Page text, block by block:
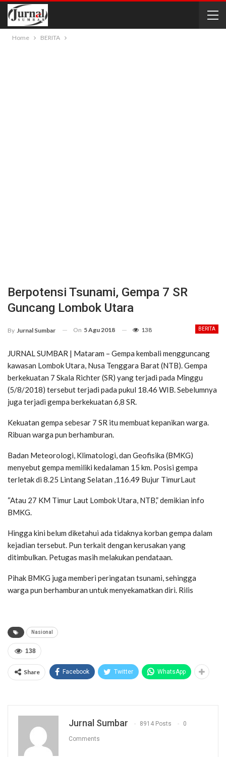
Home BERITA
Berpotensi Tsunami, Gempa 7 SR
Guncang Lombok Utara
BERITA
By Jurnal Sumbar On 5 Agu 2018 138
JURNAL SUMBAR | Mataram – Gempa kembali mengguncang
kawasan Lombok Utara, Nusa Tenggara Barat (NTB). Gempa
berkekuatan 7 Skala Richter (SR) yang terjadi pada Minggu
(5/8/2018) tersebut terjadi pada pukul 18.46 WIB. Sebelumnya
juga terjadi gempa berkekuatan 6,8 SR.
Kekuatan gempa sebesar 7 SR itu membuat kepanikan warga.
Ribuan warga pun berhamburan.
Badan Meteorologi, Klimatologi, dan Geofisika (BMKG)
menyebut gempa memiliki kedalaman 15 km. Posisi gempa
terletak di 8.25 Lintang Selatan ,116.49 Bujur TimurLaut
“Atau 27 KM Timur Laut Lombok Utara, NTB,” demikian info
BMKG.
Hingga kini belum diketahui ada tidaknya korban gempa dalam
kejadian tersebut. Pun terkait dengan kerusakan yang
ditimbulkan. Petugas masih melakukan pendataan.
Pihak BMKG juga memberi peringatan tsunami, sehingga
warga pun berhamburan untuk menyekamatkan diri. Rilis
Nasional
138
Share Facebook Twitter WhatsApp
Jurnal Sumbar 8914 Posts 0
Comments